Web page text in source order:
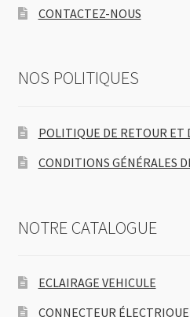
CONTACTEZ-NOUS
NOS POLITIQUES
POLITIQUE DE RETOUR ET
CONDITIONS GÉNÉRALES
NOTRE CATALOGUE
ECLAIRAGE VEHICULE
CONNECTEUR ÉLECTRIQUE